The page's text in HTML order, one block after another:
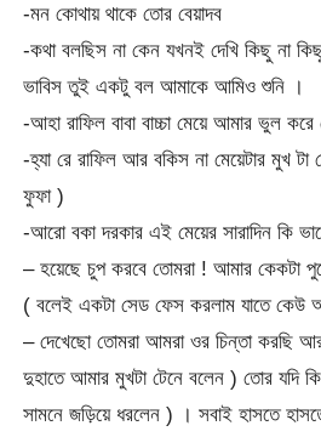
-মন কোথায় থাকে তোর বেয়াদব
-কথা বলছিস না কেন যখনই দেখি কিছু না
ভাবিস তুই একটু বল আমাকে আমিও শুনি ।
-আহা রাফিল বাবা বাচ্চা মেয়ে আমার ভুল
-হ্যা রে রাফিল‌ আর বকিস না মেয়েটার মুখ
ফুফা )
-আরো বকা দরকার এই মেয়ের সারাদিন কি
– হয়েছে চুপ করবে তোমরা ! আমার কেকটা
( বলেই একটা সেড ফেস করলাম যাতে কেউ
– দেখেছো তোমরা আমরা ওর চিন্তা করছি
দুহাতে আমার মুখটা টেনে বলেন ) তোর যদি
সামনে জড়িয়ে ধরলেন ) । সবাই হাসতে